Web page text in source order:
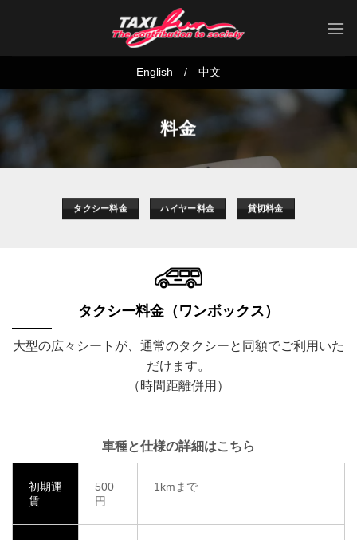
English / 中文
料金
タクシー料金 ハイヤー料金 貸切料金
タクシー料金（ワンボックス）
大型の広々シートが、通常のタクシーと同額でご利用いた
だけます。
（時間距離併用）
車種と仕様の詳細はこちら
初期運
賃
500
円
1kmまで